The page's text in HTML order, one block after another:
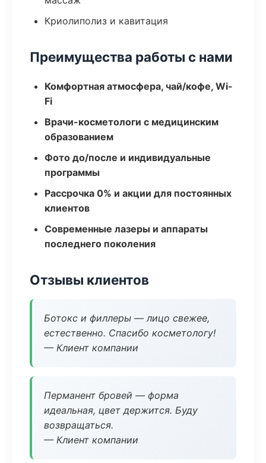
Криолиполиз и кавитация
Преимущества работы с нами
Комфортная атмосфера, чай/кофе, Wi-
Fi
Врачи-косметологи с медицинским
образованием
Фото до/после и индивидуальные
программы
Рассрочка 0% и акции для постоянных
клиентов
Современные лазеры и аппараты
последнего поколения
Отзывы клиентов
Ботокс и филлеры — лицо свежее,
естественно. Спасибо косметологу!
— Клиент компании
Перманент бровей — форма
идеальная, цвет держится. Буду
возвращаться.
— Клиент компании